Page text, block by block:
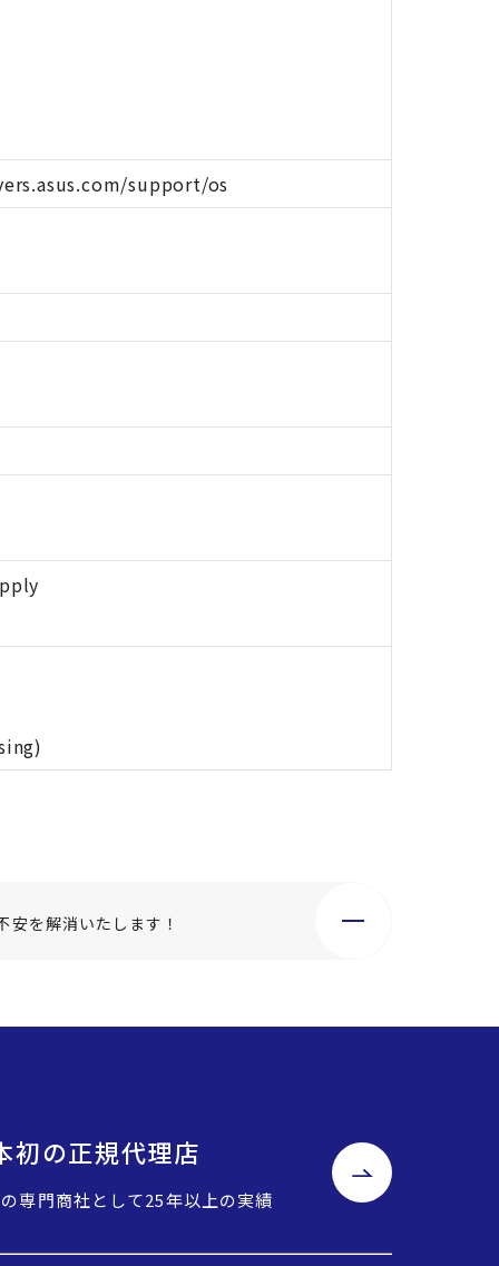
support/os
安を解消いたします！
の正規代理店
専門商社として25年以上の実績